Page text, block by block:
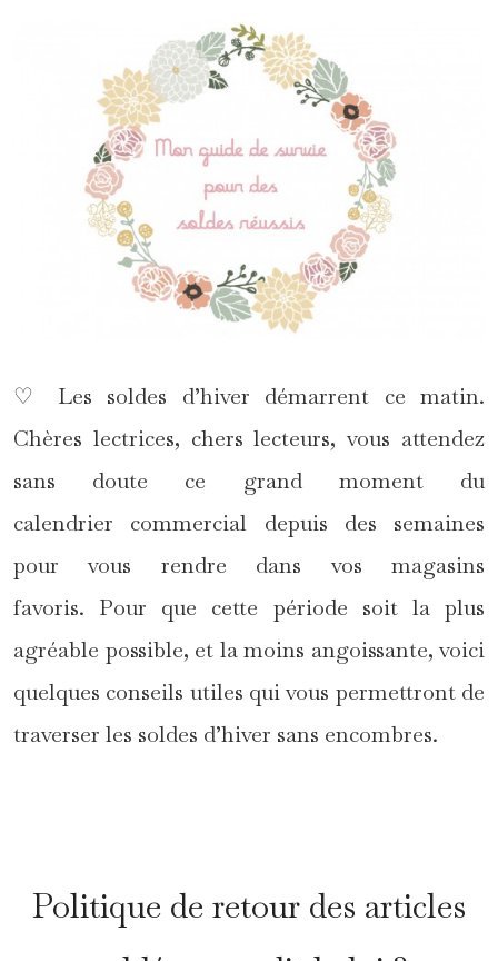
♡ Les soldes d’hiver démarrent ce matin.
Chères lectrices, chers lecteurs, vous attendez
sans doute ce grand moment du
calendrier commercial depuis des semaines
pour vous rendre dans vos magasins
favoris. Pour que cette période soit la plus
agréable possible, et la moins angoissante, voici
quelques conseils utiles qui vous permettront de
traverser les soldes d’hiver sans encombres.
Politique de retour des articles